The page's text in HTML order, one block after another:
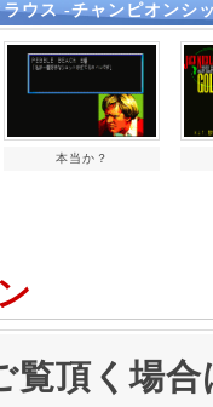
ウス -チャンピオンシ
本当か？
覧頂く場